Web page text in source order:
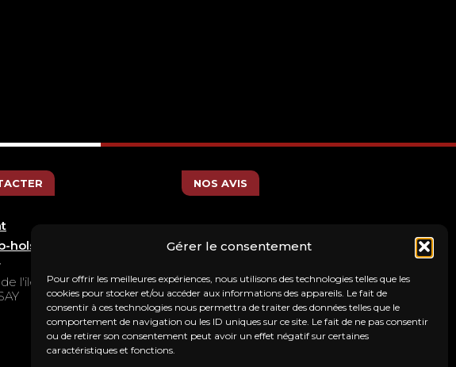
Gérer le consentement
Pour offrir les meilleures expériences, nous utilisons des technologies telles que les
cookies pour stocker et/ou accéder aux informations des appareils. Le fait de
consentir à ces technologies nous permettra de traiter des données telles que le
comportement de navigation ou les ID uniques sur ce site. Le fait de ne pas consentir
ou de retirer son consentement peut avoir un effet négatif sur certaines
caractéristiques et fonctions.
holsters.com
l'ile
NOS AVIS